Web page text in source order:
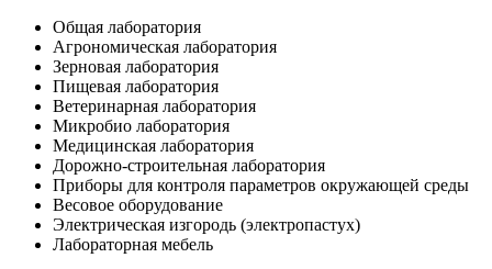
Общая лаборатория
Агрономическая лаборатория
Зерновая лаборатория
Пищевая лаборатория
Ветеринарная лаборатория
Микробио лаборатория
Медицинская лаборатория
Дорожно-строительная лаборатория
Приборы для контроля параметров окружающей среды
Весовое оборудование
Электрическая изгородь (электропастух)
Лабораторная мебель